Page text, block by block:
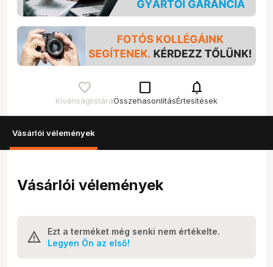
Kívánságlistára
check_box_outline_blank
Összehasonlítás
notifications
Értesítések
Vásárlói vélemények
Vásárlói vélemények
Ezt a terméket még senki nem értékelte.
Legyen Ön az első!